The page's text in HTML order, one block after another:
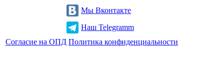
Мы Вконтакте
Наш Telegramm
Согласие на ОПД Политика конфиденциальности